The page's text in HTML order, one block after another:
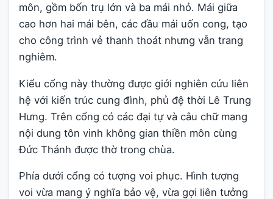
môn, gồm bốn trụ lớn và ba mái nhỏ. Mái giữa
cao hơn hai mái bên, các đầu mái uốn cong, tạo
cho công trình vẻ thanh thoát nhưng vẫn trang
nghiêm.
Kiểu cổng này thường được giới nghiên cứu liên
hệ với kiến trúc cung đình, phủ đệ thời Lê Trung
Hưng. Trên cổng có các đại tự và câu chữ mang
nội dung tôn vinh không gian thiền môn cùng
Đức Thánh được thờ trong chùa.
Phía dưới cổng có tượng voi phục. Hình tượng
voi vừa mang ý nghĩa bảo vệ, vừa gợi liên tưởng